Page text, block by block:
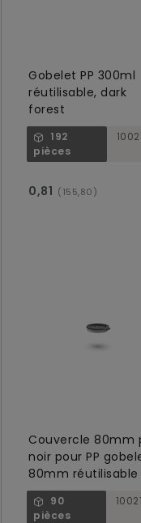
Gobelet PP 300ml
réutilisable, dark
forest
192
pièces
0,81 (155,80)
Couvercle 80mm
noir pour PP
80mm réutilisable
90
pièces